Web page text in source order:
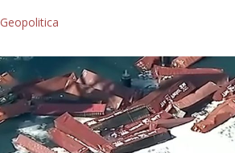
Geopolitica